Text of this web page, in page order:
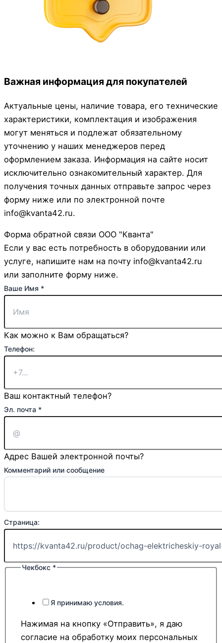
Важная информация для покупателей
Актуальные цены, наличие товара, его технические
характеристики, комплектация и изображения
могут меняться и подлежат обязательному
уточнению у наших менеджеров перед
оформлением заказа. Информация на сайте носит
исключительно ознакомительный характер. Для
получения точных данных отправьте запрос через
форму ниже или по электронной почте
info@kvanta42.ru.
Форма обратной связи ООО "Кванта"
Если у вас есть потребность в оборудовании или
услуге, напишите нам на почту info@kvanta42.ru
или заполните форму ниже.
Ваше Имя *
Как можно к Вам обращаться?
Телефон:
Ваш контактный телефон?
Страница:
сообщение
Эл. почта *
Адрес Вашей электронной почты?
Комментарий или сообщение
Страница:
Чекбокс *
Я принимаю условия.
Нажимая на кнопку «Отправить», я даю
согласие на обработку моих персональных